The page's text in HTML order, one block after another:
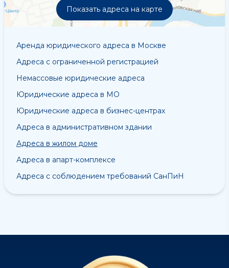
Показать адреса на карте
Аренда юридического адреса в Москве
Адреса с ограниченной регистрацией
Немассовые юридические адреса
Юридические адреса в МО
Юридические адреса в бизнес-центрах
Адреса в административном здании
Адреса в жилом доме
Адреса в апарт-комплексе
Адреса с соблюдением требований СанПиН